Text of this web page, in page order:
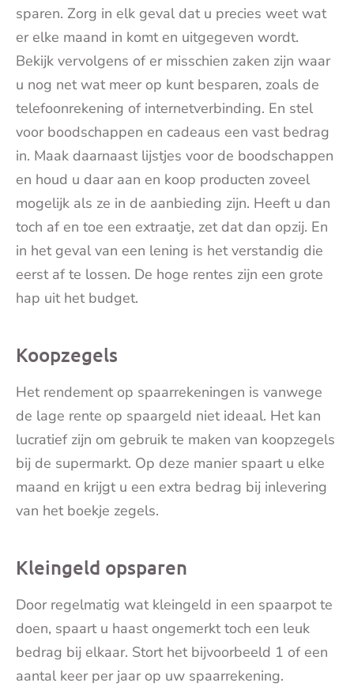
sparen. Zorg in elk geval dat u precies weet wat
er elke maand in komt en uitgegeven wordt.
Bekijk vervolgens of er misschien zaken zijn waar
u nog net wat meer op kunt besparen, zoals de
telefoonrekening of internetverbinding. En stel
voor boodschappen en cadeaus een vast bedrag
in. Maak daarnaast lijstjes voor de boodschappen
en houd u daar aan en koop producten zoveel
mogelijk als ze in de aanbieding zijn. Heeft u dan
toch af en toe een extraatje, zet dat dan opzij. En
in het geval van een lening is het verstandig die
eerst af te lossen. De hoge rentes zijn een grote
hap uit het budget.
Koopzegels
Het rendement op spaarrekeningen is vanwege
de lage rente op spaargeld niet ideaal. Het kan
lucratief zijn om gebruik te maken van koopzegels
bij de supermarkt. Op deze manier spaart u elke
maand en krijgt u een extra bedrag bij inlevering
van het boekje zegels.
Kleingeld opsparen
Door regelmatig wat kleingeld in een spaarpot te
doen, spaart u haast ongemerkt toch een leuk
bedrag bij elkaar. Stort het bijvoorbeeld 1 of een
aantal keer per jaar op uw spaarrekening.